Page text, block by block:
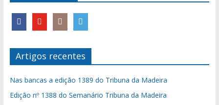
Artigos recentes
Nas bancas a edição 1389 do Tribuna da Madeira
Edição nº 1388 do Semanário Tribuna da Madeira